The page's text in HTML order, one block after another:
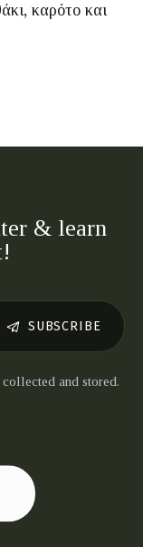
καρότο και
& learn
SUBSCRIBE
and stored.